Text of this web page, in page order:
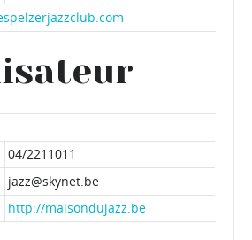
04/2211011
jazz@skynet.be
http://maisondujazz.be